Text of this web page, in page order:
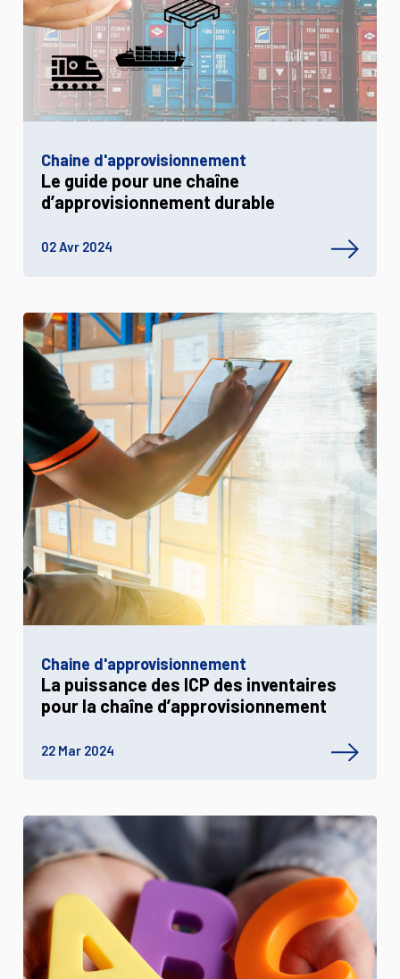
Chaine d'approvisionnement
Le guide pour une chaîne
d’approvisionnement durable
02 Avr 2024
Chaine d'approvisionnement
La puissance des ICP des inventaires
pour la chaîne d’approvisionnement
22 Mar 2024